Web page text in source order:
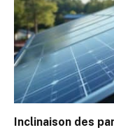
Inclinaison des